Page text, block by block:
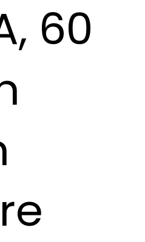
60